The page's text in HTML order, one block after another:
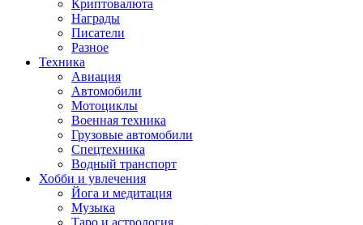
Криптовалюта
Награды
Писатели
Разное
Техника
Авиация
Автомобили
Мотоциклы
Военная техника
Грузовые автомобили
Спецтехника
Водный транспорт
Хобби и увлечения
Йога и медитация
Музыка
Таро и астрология